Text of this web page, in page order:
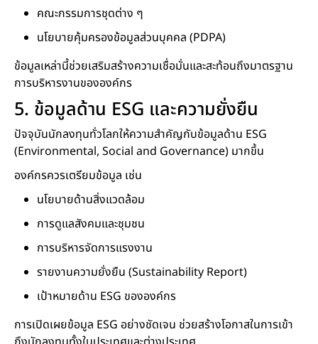
คณะกรรมการชุดต่าง ๆ
นโยบายคุ้มครองข้อมูลส่วนบุคคล (PDPA)
ข้อมูลเหล่านี้ช่วยเสริมสร้างความเชื่อมั่นและสะท้อนถึงมาตรฐาน
การบริหารงานขององค์กร
5. ข้อมูลด้าน ESG และความยั่งยืน
ปัจจุบันนักลงทุนทั่วโลกให้ความสำคัญกับข้อมูลด้าน ESG
(Environmental, Social and Governance) มากขึ้น
องค์กรควรเตรียมข้อมูล เช่น
นโยบายด้านสิ่งแวดล้อม
การดูแลสังคมและชุมชน
การบริหารจัดการแรงงาน
รายงานความยั่งยืน (Sustainability Report)
เป้าหมายด้าน ESG ขององค์กร
การเปิดเผยข้อมูล ESG อย่างชัดเจน ช่วยสร้างโอกาสในการเข้า